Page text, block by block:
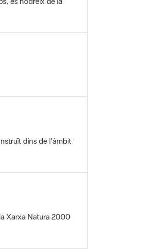
dins de l'àmbit
Xarxa Natura 2000